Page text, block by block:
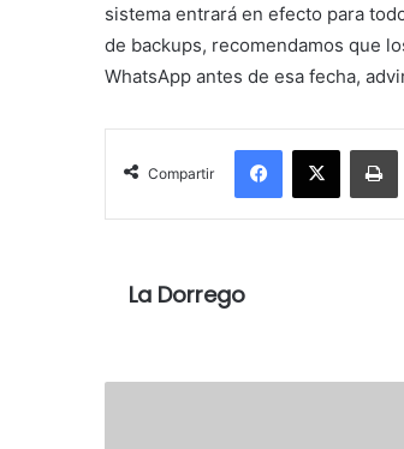
sistema entrará en efecto para
de backups, recomendamos que
WhatsApp antes de esa fecha,
Compartir
Facebook
X
La Dorrego